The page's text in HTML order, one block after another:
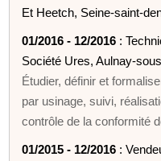
Et Heetch, Seine-saint-
01/2016 - 12/2016 :
Société Ures, Aulnay-
Étudier, définir et
par usinage, suivi,
contrôle de la conformité
01/2015 - 12/2016 :